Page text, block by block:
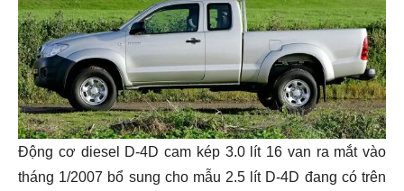
Động cơ diesel D-4D cam kép 3.0 lít 16 van ra mắt vào
tháng 1/2007 bổ sung cho mẫu 2.5 lít D-4D đang có trên